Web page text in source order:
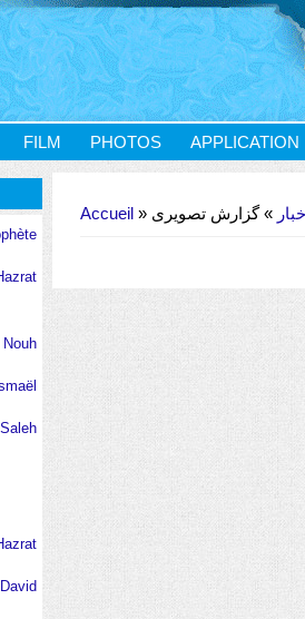
FILM PHOTOS APPLICATION
Accueil » » گزارش تصویری